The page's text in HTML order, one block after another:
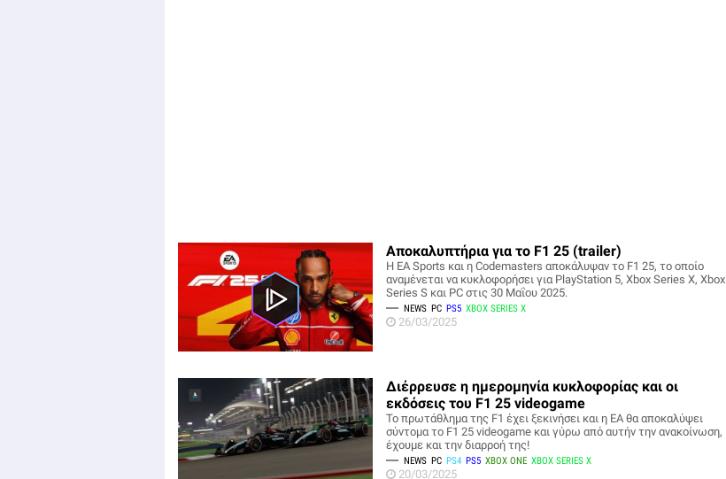
Αποκαλυπτήρια για το F1 25 (trailer)
Η EA Sports και η Codemasters αποκάλυψαν το F1 25, το οποίο
αναμένεται να κυκλοφορήσει για PlayStation 5, Xbox Series X, Xbox
Series S και PC στις 30 Μαΐου 2025.
NEWS PC PS5 XBOX SERIES X
26/03/2025
Διέρρευσε η ημερομηνία κυκλοφορίας και οι
εκδόσεις του F1 25 videogame
Το πρωτάθλημα της F1 έχει ξεκινήσει και η EA θα αποκαλύψει
σύντομα το F1 25 videogame και γύρω από αυτήν την ανακοίνωση,
έχουμε και την διαρροή της!
NEWS PC PS4 PS5 XBOX ONE XBOX SERIES X
20/03/2025